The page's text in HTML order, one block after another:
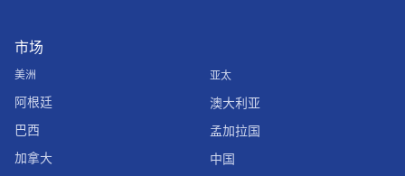
市场
美洲
阿根廷
巴西
加拿大
亚太
澳大利亚
孟加拉国
中国